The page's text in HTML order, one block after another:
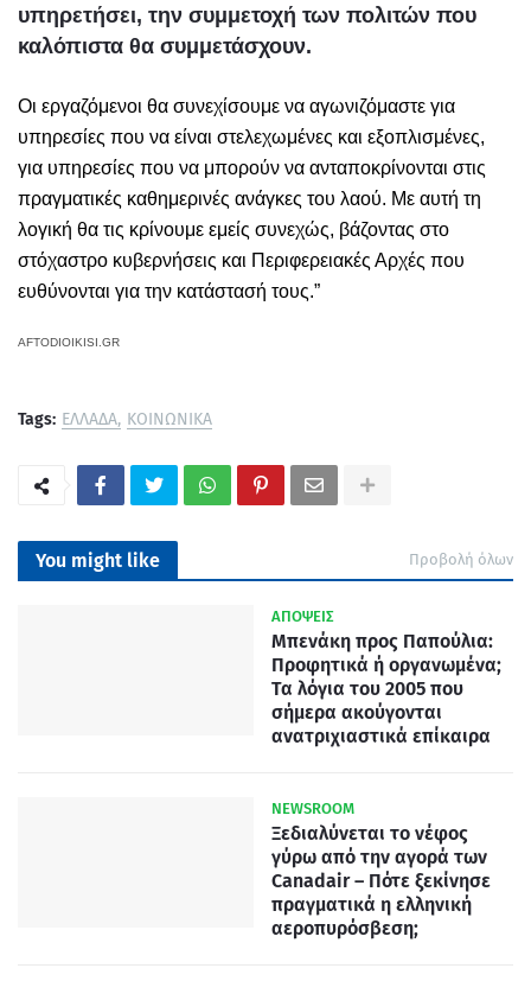
υπηρετήσει, την συμμετοχή των πολιτών που
καλόπιστα θα συμμετάσχουν.
Οι εργαζόμενοι θα συνεχίσουμε να αγωνιζόμαστε για
υπηρεσίες που να είναι στελεχωμένες και εξοπλισμένες,
για υπηρεσίες που να μπορούν να ανταποκρίνονται στις
πραγματικές καθημερινές ανάγκες του λαού. Με αυτή τη
λογική θα τις κρίνουμε εμείς συνεχώς, βάζοντας στο
στόχαστρο κυβερνήσεις και Περιφερειακές Αρχές που
ευθύνονται για την κατάστασή τους.”
AFTODIOIKISI.GR
Tags: ΕΛΛΑΔΑ ΚΟΙΝΩΝΙΚΑ
You might like Προβολή όλων
ΑΠΟΨΕΙΣ
Μπενάκη προς Παπούλια:
Προφητικά ή οργανωμένα;
Τα λόγια του 2005 που
σήμερα ακούγονται
ανατριχιαστικά επίκαιρα
NEWSROOM
Ξεδιαλύνεται το νέφος
γύρω από την αγορά των
Canadair – Πότε ξεκίνησε
πραγματικά η ελληνική
αεροπυρόσβεση;